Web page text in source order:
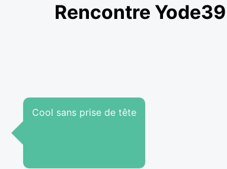
Rencontre Yode39
Cool sans prise de tête